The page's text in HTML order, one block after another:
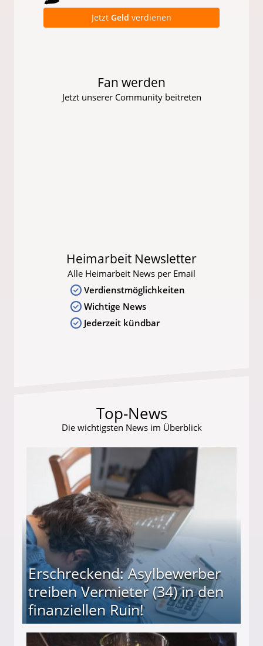
Jetzt Geld verdienen
Fan werden
Jetzt unserer Community beitreten
Heimarbeit Newsletter
Alle Heimarbeit News per Email
Verdienstmöglichkeiten
Wichtige News
Jederzeit kündbar
Top-News
Die wichtigsten News im Überblick
Erschreckend: Asylbewerber
treiben Vermieter (34) in den
finanziellen Ruin!